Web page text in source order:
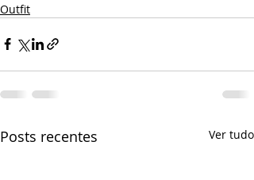
Outfit
Posts recentes Ver tudo